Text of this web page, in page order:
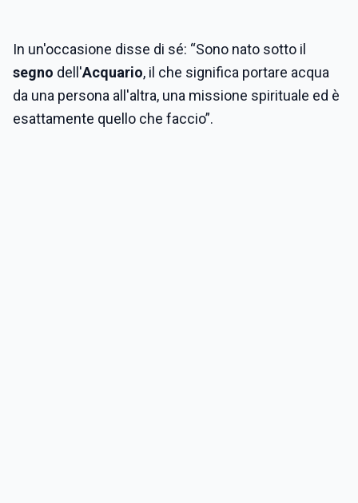
In un'occasione disse di sé: “Sono nato sotto il
segno dell'Acquario, il che significa portare acqua
da una persona all'altra, una missione spirituale ed è
esattamente quello che faccio”.